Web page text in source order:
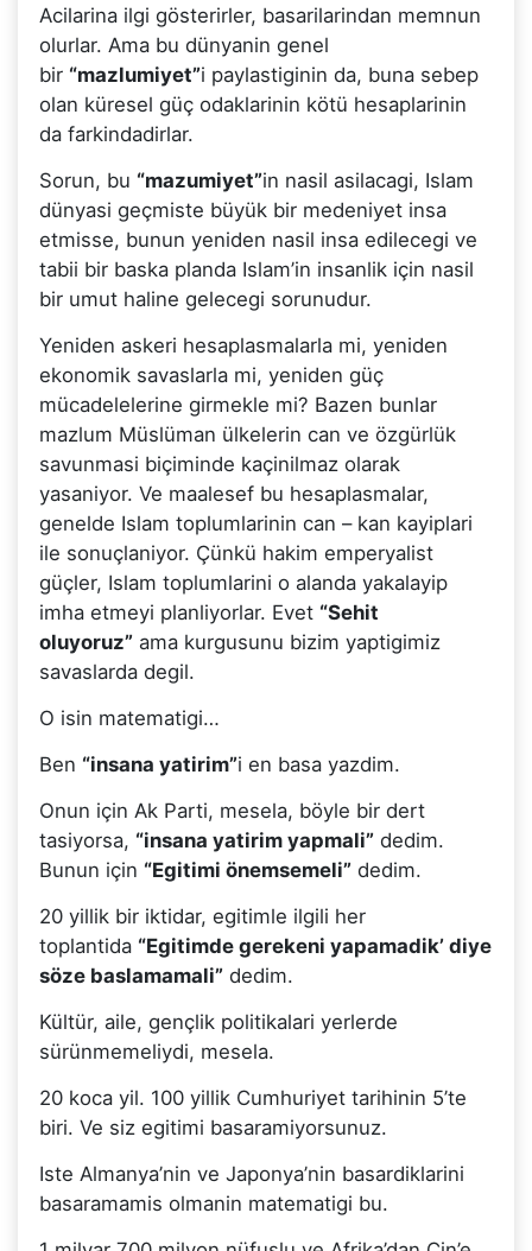
Acilarina ilgi gösterirler, basarilarindan memnun
olurlar. Ama bu dünyanin genel
bir “mazlumiyet”i paylastiginin da, buna sebep
olan küresel güç odaklarinin kötü hesaplarinin
da farkindadirlar.
Sorun, bu “mazumiyet”in nasil asilacagi, Islam
dünyasi geçmiste büyük bir medeniyet insa
etmisse, bunun yeniden nasil insa edilecegi ve
tabii bir baska planda Islam’in insanlik için nasil
bir umut haline gelecegi sorunudur.
Yeniden askeri hesaplasmalarla mi, yeniden
ekonomik savaslarla mi, yeniden güç
mücadelelerine girmekle mi? Bazen bunlar
mazlum Müslüman ülkelerin can ve özgürlük
savunmasi biçiminde kaçinilmaz olarak
yasaniyor. Ve maalesef bu hesaplasmalar,
genelde Islam toplumlarinin can – kan kayiplari
ile sonuçlaniyor. Çünkü hakim emperyalist
güçler, Islam toplumlarini o alanda yakalayip
imha etmeyi planliyorlar. Evet “Sehit
oluyoruz”ama kurgusunu bizim yaptigimiz
savaslarda degil.
O isin matematigi…
Ben “insana yatirim”i en basa yazdim.
Onun için Ak Parti, mesela, böyle bir dert
tasiyorsa, “insana yatirim yapmali”dedim.
Bunun için “Egitimi önemsemeli”dedim.
20 yillik bir iktidar, egitimle ilgili her
toplantida “Egitimde gerekeni yapamadik’ diye
söze baslamamali”dedim.
Kültür, aile, gençlik politikalari yerlerde
sürünmemeliydi, mesela.
20 koca yil. 100 yillik Cumhuriyet tarihinin 5’te
biri. Ve siz egitimi basaramiyorsunuz.
Iste Almanya’nin ve Japonya’nin basardiklarini
basaramamis olmanin matematigi bu.